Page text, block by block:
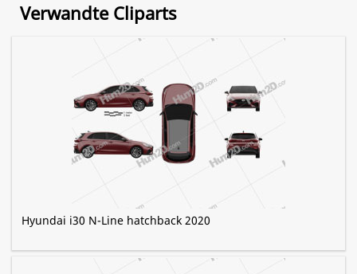
Verwandte Cliparts
Hyundai i30 N-Line hatchback 2020